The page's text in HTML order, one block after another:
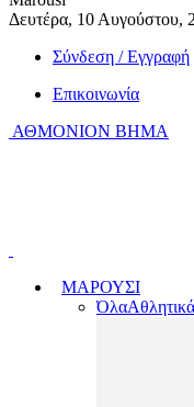
Δευτέρα, 10 Αυγούστου,
Σύνδεση / Εγγραφή
Επικοινωνία
ΑΘΜΟΝΙΟΝ ΒΗΜΑ
ΜΑΡΟΥΣΙ
ΌλαΑθλητικά